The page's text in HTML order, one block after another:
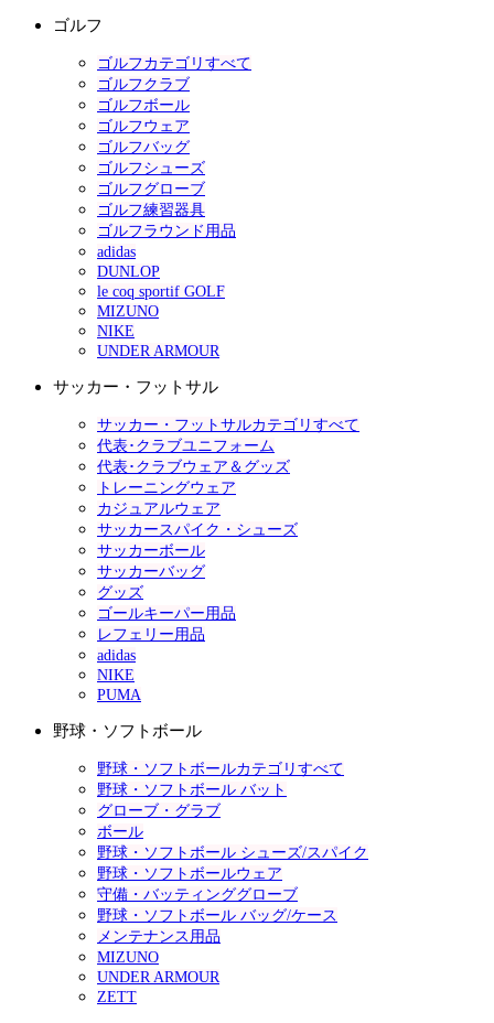
ゴルフ
ゴルフカテゴリすべて
ゴルフクラブ
ゴルフボール
ゴルフウェア
ゴルフバッグ
ゴルフシューズ
ゴルフグローブ
ゴルフ練習器具
ゴルフラウンド用品
adidas
DUNLOP
le coq sportif GOLF
MIZUNO
NIKE
UNDER ARMOUR
サッカー・フットサル
サッカー・フットサルカテゴリすべて
代表･クラブユニフォーム
代表･クラブウェア＆グッズ
トレーニングウェア
カジュアルウェア
サッカースパイク・シューズ
サッカーボール
サッカーバッグ
グッズ
ゴールキーパー用品
レフェリー用品
adidas
NIKE
PUMA
野球・ソフトボール
野球・ソフトボールカテゴリすべて
野球・ソフトボール バット
グローブ・グラブ
ボール
野球・ソフトボール シューズ/スパイク
野球・ソフトボールウェア
守備・バッティンググローブ
野球・ソフトボール バッグ/ケース
メンテナンス用品
MIZUNO
UNDER ARMOUR
ZETT